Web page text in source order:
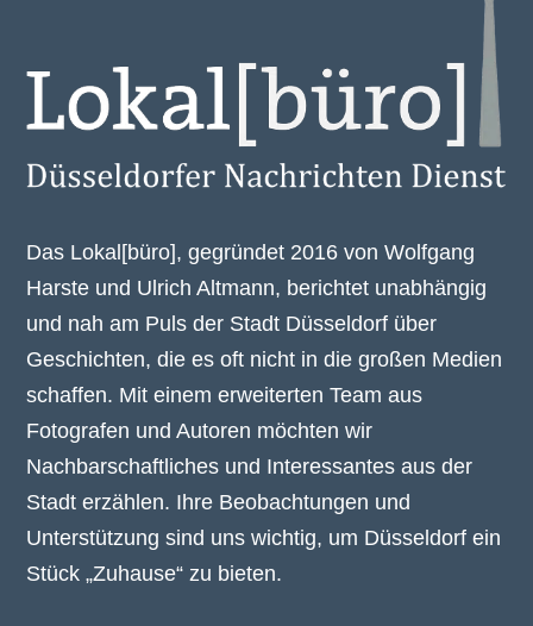
Das Lokal[büro], gegründet 2016 von Wolfgang
Harste und Ulrich Altmann, berichtet unabhängig
und nah am Puls der Stadt Düsseldorf über
Geschichten, die es oft nicht in die großen Medien
schaffen. Mit einem erweiterten Team aus
Fotografen und Autoren möchten wir
Nachbarschaftliches und Interessantes aus der
Stadt erzählen. Ihre Beobachtungen und
Unterstützung sind uns wichtig, um Düsseldorf ein
Stück „Zuhause“ zu bieten.